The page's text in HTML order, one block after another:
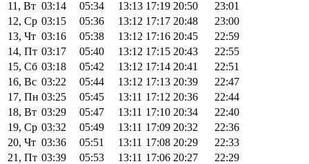
11, Вт 03:14 05:34 13:13 17:19 20:50
23:01
12, Ср 03:15 05:36 13:12 17:17 20:48
23:00
13, Чт 03:16 05:38 13:12 17:16 20:45
22:59
14, Пт 03:17 05:40 13:12 17:15 20:43
22:55
15, Сб 03:18 05:42 13:12 17:14 20:41
22:51
16, Вс 03:22 05:44 13:12 17:13 20:39
22:47
17, Пн 03:25 05:45 13:11 17:12 20:36
22:44
18, Вт 03:29 05:47 13:11 17:10 20:34
22:40
19, Ср 03:32 05:49 13:11 17:09 20:32
22:36
20, Чт 03:36 05:51 13:11 17:08 20:29
22:33
21, Пт 03:39 05:53 13:11 17:06 20:27
22:29